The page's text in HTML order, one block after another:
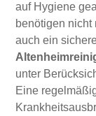
auf Hygiene
benötigen nicht
auch ein
unter
Eine